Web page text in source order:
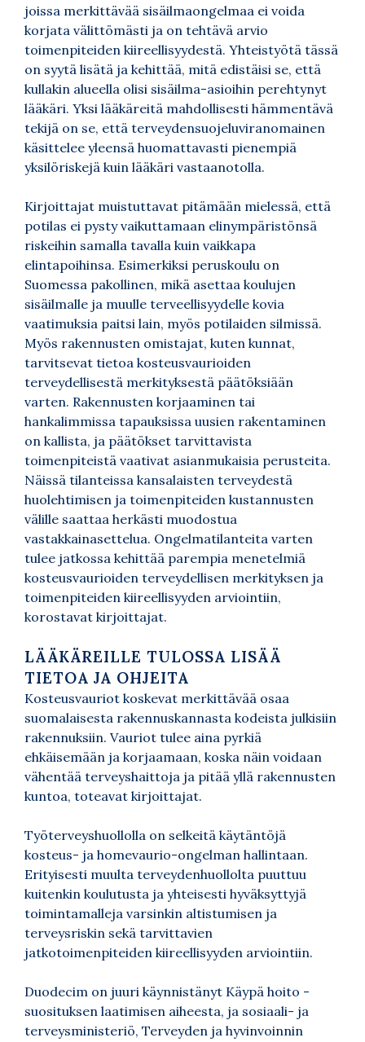
joissa merkittävää sisäilmaongelmaa ei voida
korjata välittömästi ja on tehtävä arvio
toimenpiteiden kiireellisyydestä. Yhteistyötä tässä
on syytä lisätä ja kehittää, mitä edistäisi se, että
kullakin alueella olisi sisäilma-asioihin perehtynyt
lääkäri. Yksi lääkäreitä mahdollisesti hämmentävä
tekijä on se, että terveydensuojeluviranomainen
käsittelee yleensä huomattavasti pienempiä
yksilöriskejä kuin lääkäri vastaanotolla.
Kirjoittajat muistuttavat pitämään mielessä, että
potilas ei pysty vaikuttamaan elinympäristönsä
riskeihin samalla tavalla kuin vaikkapa
elintapoihinsa. Esimerkiksi peruskoulu on
Suomessa pakollinen, mikä asettaa koulujen
sisäilmalle ja muulle terveellisyydelle kovia
vaatimuksia paitsi lain, myös potilaiden silmissä.
Myös rakennusten omistajat, kuten kunnat,
tarvitsevat tietoa kosteusvaurioiden
terveydellisestä merkityksestä päätöksiään
varten. Rakennusten korjaaminen tai
hankalimmissa tapauksissa uusien rakentaminen
on kallista, ja päätökset tarvittavista
toimenpiteistä vaativat asianmukaisia perusteita.
Näissä tilanteissa kansalaisten terveydestä
huolehtimisen ja toimenpiteiden kustannusten
välille saattaa herkästi muodostua
vastakkainasettelua. Ongelmatilanteita varten
tulee jatkossa kehittää parempia menetelmiä
kosteusvaurioiden terveydellisen merkityksen ja
toimenpiteiden kiireellisyyden arviointiin,
korostavat kirjoittajat.
LÄÄKÄREILLE TULOSSA LISÄÄ
TIETOA JA OHJEITA
Kosteusvauriot koskevat merkittävää osaa
suomalaisesta rakennuskannasta kodeista julkisiin
rakennuksiin. Vauriot tulee aina pyrkiä
ehkäisemään ja korjaamaan, koska näin voidaan
vähentää terveyshaittoja ja pitää yllä rakennusten
kuntoa, toteavat kirjoittajat.
Työterveyshuollolla on selkeitä käytäntöjä
kosteus- ja homevaurio-ongelman hallintaan.
Erityisesti muulta terveydenhuollolta puuttuu
kuitenkin koulutusta ja yhteisesti hyväksyttyjä
toimintamalleja varsinkin altistumisen ja
terveysriskin sekä tarvittavien
jatkotoimenpiteiden kiireellisyyden arviointiin.
Duodecim on juuri käynnistänyt Käypä hoito -
suosituksen laatimisen aiheesta, ja sosiaali- ja
terveysministeriö, Terveyden ja hyvinvoinnin